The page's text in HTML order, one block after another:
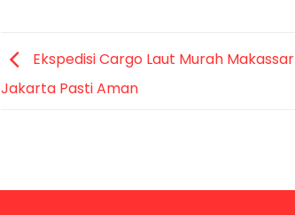
Ekspedisi Cargo Laut Murah Makassar
Jakarta Pasti Aman